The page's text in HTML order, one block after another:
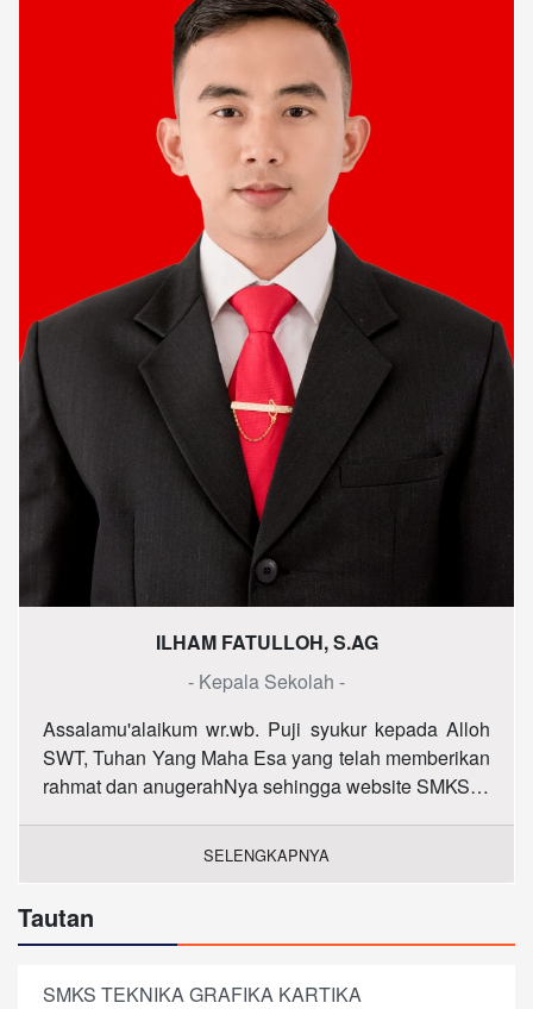
ILHAM FATULLOH, S.AG
- Kepala Sekolah -
Assalamu'alaikum wr.wb. Puji syukur kepada Alloh
SWT, Tuhan Yang Maha Esa yang telah memberikan
rahmat dan anugerahNya sehingga website SMKS…
SELENGKAPNYA
Tautan
SMKS TEKNIKA GRAFIKA KARTIKA